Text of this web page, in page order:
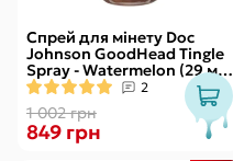
Спрей для мінету Doc
Johnson GoodHead Tingle
Spray - Watermelon (29 мл)
зі стимулювальним
ефектом
2
1 002 грн
849 грн